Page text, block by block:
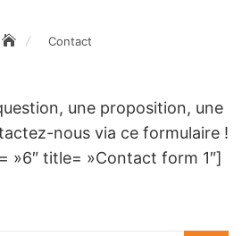
Contact
une proposition, une
nous via ce formulaire !
»6″ title= »Contact form 1″]